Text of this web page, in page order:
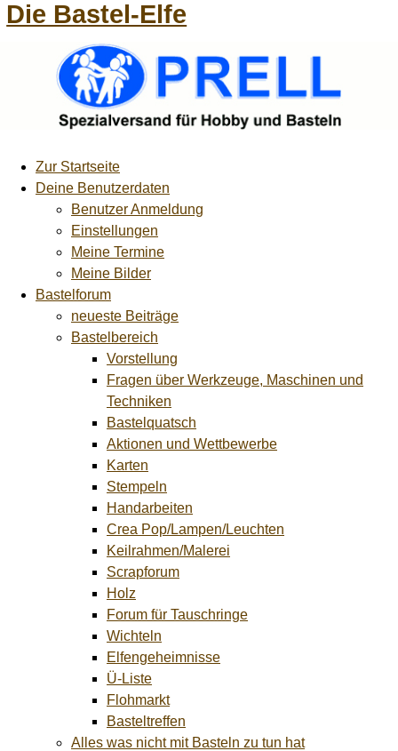
Die Bastel-Elfe
Zur Startseite
Deine Benutzerdaten
Benutzer Anmeldung
Einstellungen
Meine Termine
Meine Bilder
Bastelforum
neueste Beiträge
Bastelbereich
Vorstellung
Fragen über Werkzeuge, Maschinen und
Techniken
Bastelquatsch
Aktionen und Wettbewerbe
Karten
Stempeln
Handarbeiten
Crea Pop/Lampen/Leuchten
Keilrahmen/Malerei
Scrapforum
Holz
Forum für Tauschringe
Wichteln
Elfengeheimnisse
Ü-Liste
Flohmarkt
Basteltreffen
Alles was nicht mit Basteln zu tun hat